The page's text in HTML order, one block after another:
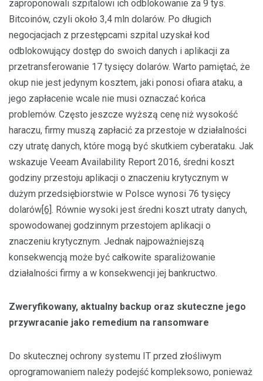
zaproponowali szpitalowi ich odblokowanie za 9 tys.
Bitcoinów, czyli około 3,4 mln dolarów. Po długich
negocjacjach z przestępcami szpital uzyskał kod
odblokowujący dostęp do swoich danych i aplikacji za
przetransferowanie 17 tysięcy dolarów. Warto pamiętać, że
okup nie jest jedynym kosztem, jaki ponosi ofiara ataku, a
jego zapłacenie wcale nie musi oznaczać końca
problemów. Często jeszcze wyższą cenę niż wysokość
haraczu, firmy muszą zapłacić za przestoje w działalności
czy utratę danych, które mogą być skutkiem cyberataku. Jak
wskazuje Veeam Availability Report 2016, średni koszt
godziny przestoju aplikacji o znaczeniu krytycznym w
dużym przedsiębiorstwie w Polsce wynosi 76 tysięcy
dolarów[6]. Równie wysoki jest średni koszt utraty danych,
spowodowanej godzinnym przestojem aplikacji o
znaczeniu krytycznym. Jednak najpoważniejszą
konsekwencją może być całkowite sparaliżowanie
działalności firmy a w konsekwencji jej bankructwo.
Zweryfikowany, aktualny backup oraz skuteczne jego
przywracanie jako remedium na ransomware
Do skutecznej ochrony systemu IT przed złośliwym
oprogramowaniem należy podejść kompleksowo, ponieważ